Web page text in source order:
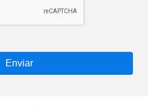
Enviar